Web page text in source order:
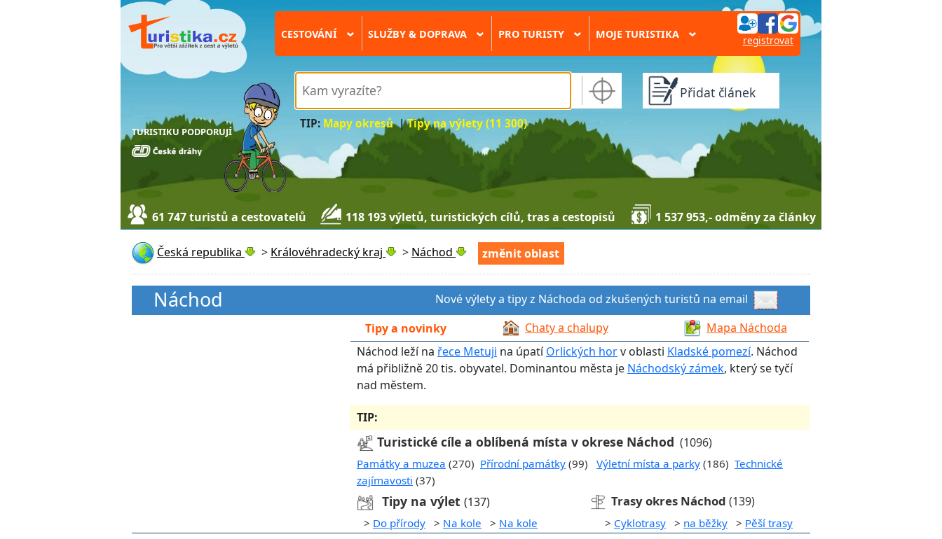
TURISTIKU PODPORUJÍ
CESTOVÁNÍ › SLUŽBY & DOPRAVA › PRO TURISTY › MOJE TURISTIKA › registrovat
TIP: Mapy okresů|Tipy na výlety (11 300)
Přidat článek
61 747 turistů a cestovatelů 118 193 výletů, turistických cílů, tras a cestopisů 1 537 953,- odměny za články
Česká republika > Královéhradecký kraj > Náchod změnit oblast
Náchod
Nové výlety a tipy z Náchoda od zkušených turistů na email
Tipy a novinky
Chaty a chalupy
Mapa Náchoda
Náchod leží na řece Metuji na úpatíOrlických horv oblasti Kladské pomezí. Náchod
má přibližně 20 tis. obyvatel. Dominantou města je Náchodský zámek, který se tyčí
nad městem.
TIP:
Turistické cíle a oblíbená místa v okrese Náchod (1096)
Památky a muzea (270) Přírodní památky (99) Výletní místa a parky (186) Technické
zajímavosti (37)
Tipy na výlet (137) Trasy okres Náchod (139)
> Do přírody > Na kole > Na kole > Cyklotrasy > na běžky > Pěší trasy